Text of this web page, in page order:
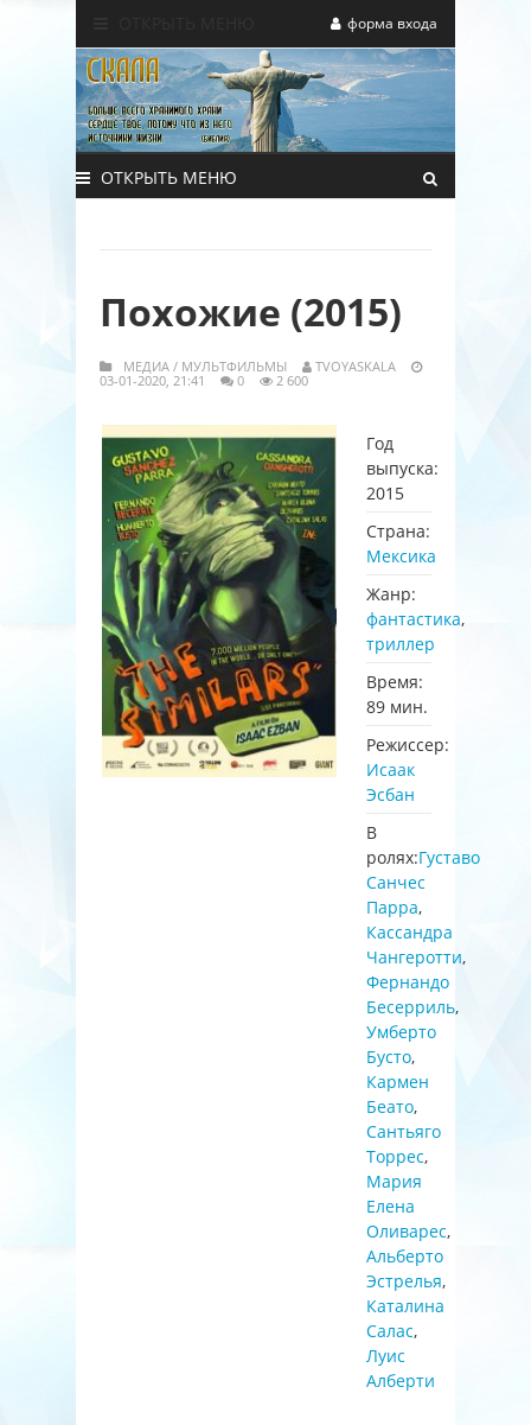
форма входа
ОТКРЫТЬ МЕНЮ
Похожие (2015)
МЕДИА / МУЛЬТФИЛЬМЫ
TVOYASKALA
03-01-2020, 21:41
0 2 600
Год
выпуска:
2015
Страна:
Мексика
Жанр:
фантастика,
триллер
Время:
89 мин.
Режиссер:
Исаак
Эсбан
В
ролях:Густаво
Санчес
Парра,
Кассандра
Чангеротти,
Фернандо
Бесерриль,
Умберто
Бусто,
Кармен
Беато,
Сантьяго
Торрес,
Мария
Елена
Оливарес,
Альберто
Эстрелья,
Каталина
Салас,
Луис
Алберти